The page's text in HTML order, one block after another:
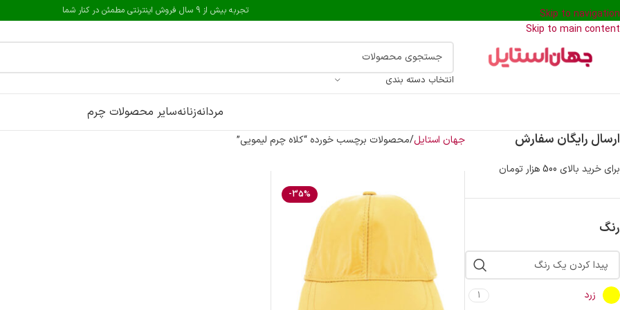
Skip to navigation
Skip to main content
تجربه بیش از 9 سال فروش اینترنتی مطمئن در کنار شما
انتخاب دسته بندی
مردانهزنانهسایر محصولات چرم
ارسال رایگان سفارش
برای خرید بالای 500 هزار تومان
رنگ
زرد 1
جهان استایل محصولات برچسب خورده “کلاه چرم لیمویی”
-35%